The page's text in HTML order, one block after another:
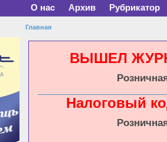
О нас Архив Рубрикатор
Вы здесь
Главная
ВЫШЕЛ
Налоговый